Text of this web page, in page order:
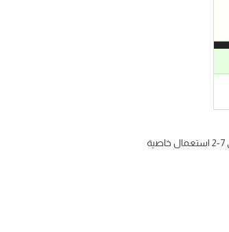
شرح درس استعمال خاصية التوزيع مادة الرياضيات للصف الثالث المتوسط ف2 من الفصل السابع التحليل والمعادلات التربيعية شرح الدرس الثاني 7-2 استعمال خاصية